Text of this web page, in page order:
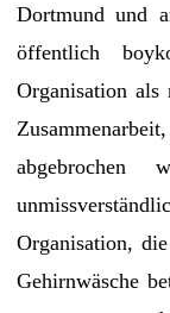
Dortmund und
öffentlich
Organisation
abgebrochen
Organisation,
Gehirnwäsche